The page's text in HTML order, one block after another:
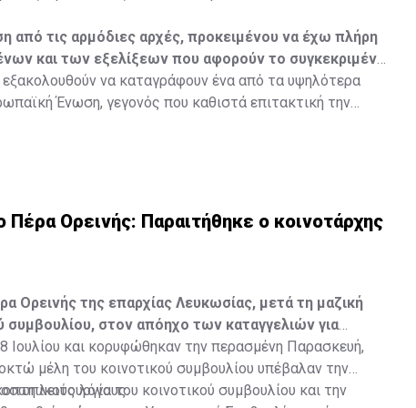
από τις αρμόδιες αρχές, προκειμένου να έχω πλήρη
και των εξελίξεων που αφορούν το συγκεκριμένο
να καταγράφουν ένα από τα υψηλότερα
Ένωση, γεγονός που καθιστά επιτακτική την
Ορεινής: Παραιτήθηκε ο κοινοτάρχης
Ορεινής της επαρχίας Λευκωσίας, μετά τη μαζική
συμβουλίου, στον απόηχο των καταγγελιών για
Ιουλίου και κορυφώθηκαν την περασμένη Παρασκευή,
μέλη του κοινοτικού συμβουλίου υπέβαλαν την
λόγους.
λειτουργία του κοινοτικού συμβουλίου και την